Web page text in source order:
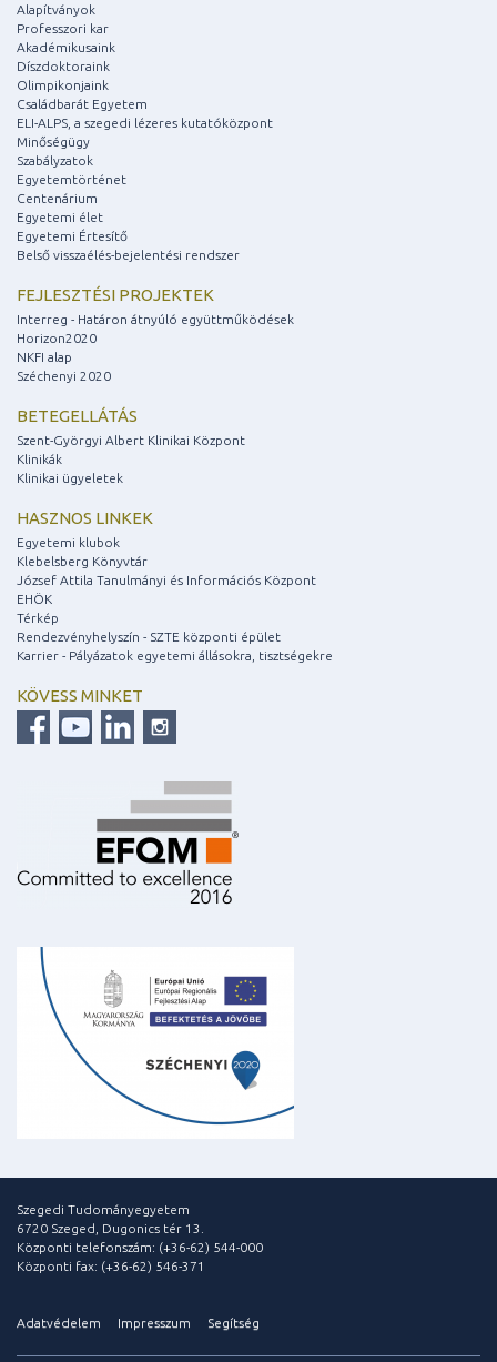
Alapítványok
Professzori kar
Akadémikusaink
Díszdoktoraink
Olimpikonjaink
Családbarát Egyetem
ELI-ALPS, a szegedi lézeres kutatóközpont
Minőségügy
Szabályzatok
Egyetemtörténet
Centenárium
Egyetemi élet
Egyetemi Értesítő
Belső visszaélés-bejelentési rendszer
FEJLESZTÉSI PROJEKTEK
Interreg - Határon átnyúló együttműködések
Horizon2020
NKFI alap
Széchenyi 2020
BETEGELLÁTÁS
Szent-Györgyi Albert Klinikai Központ
Klinikák
Klinikai ügyeletek
HASZNOS LINKEK
Egyetemi klubok
Klebelsberg Könyvtár
József Attila Tanulmányi és Információs Központ
EHÖK
Térkép
Rendezvényhelyszín - SZTE központi épület
Karrier - Pályázatok egyetemi állásokra, tisztségekre
KÖVESS MINKET
Szegedi Tudományegyetem
6720 Szeged, Dugonics tér 13.
Központi telefonszám: (+36-62) 544-000
Központi fax: (+36-62) 546-371
Adatvédelem Impresszum Segítség